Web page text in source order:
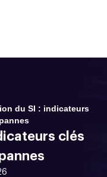
du SI : indicateurs
clés